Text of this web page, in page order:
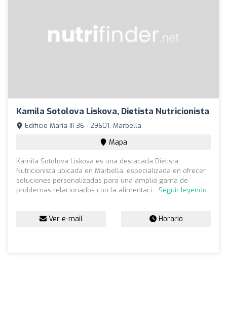
Kamila Sotolova Liskova, Dietista Nutricionista
Edificio María III 36 - 29601, Marbella
Mapa
Kamila Sotolova Liskova es una destacada Dietista
Nutricionista ubicada en Marbella, especializada en ofrecer
soluciones personalizadas para una amplia gama de
problemas relacionados con la alimentaci... Seguir leyendo
Ver e-mail Horario